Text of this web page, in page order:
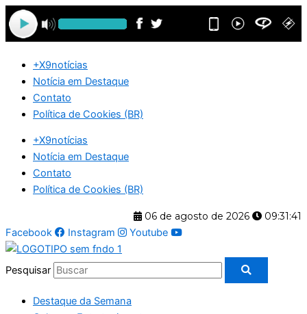
Ir
para
o
+X9notícias
Notícia em Destaque
Contato
Política de Cookies (BR)
+X9notícias
Notícia em Destaque
Contato
Política de Cookies (BR)
06 de agosto de 2026
09:31:41
Facebook
Instagram Youtube
Pesquisar
Destaque da Semana